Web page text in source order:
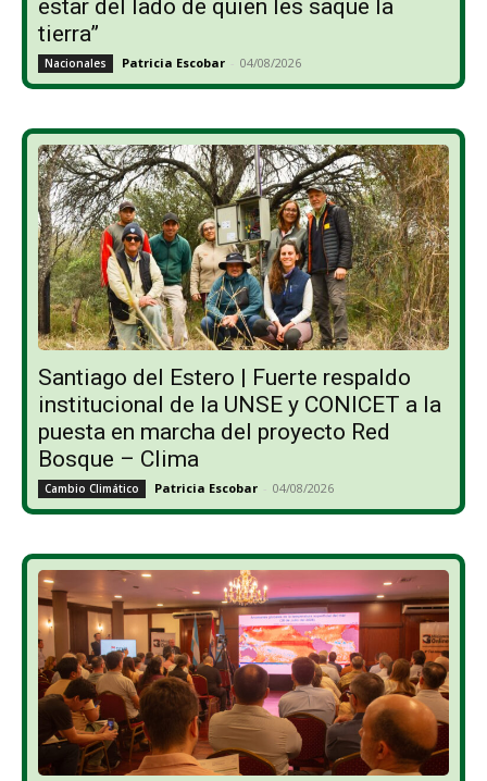
estar del lado de quien les saque la
tierra”
Nacionales Patricia Escobar - 04/08/2026
Santiago del Estero | Fuerte respaldo
institucional de la UNSE y CONICET a la
puesta en marcha del proyecto Red
Bosque – Clima
Cambio Climático Patricia Escobar - 04/08/2026